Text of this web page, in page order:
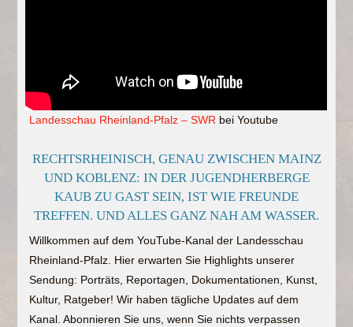
Landesschau Rheinland-Pfalz – SWR bei Youtube
RECHTSRHEINISCH, GENAU ZWISCHEN MAINZ
UND KOBLENZ: IN DER JUGENDHERBERGE
KAUB ZU GAST SEIN, IST WIE FREUNDE
TREFFEN. UND ALLES GANZ NAH AM WASSER.
Willkommen auf dem YouTube-Kanal der Landesschau
Rheinland-Pfalz. Hier erwarten Sie Highlights unserer
Sendung: Porträts, Reportagen, Dokumentationen, Kunst,
Kultur, Ratgeber! Wir haben tägliche Updates auf dem
Kanal. Abonnieren Sie uns, wenn Sie nichts verpassen